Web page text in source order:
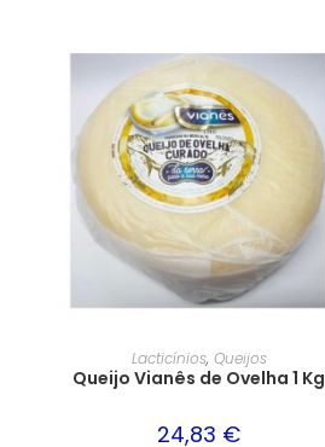
Lacticínios, Queijos
Queijo Vianês de Ovelha 1 Kg
24,83 €